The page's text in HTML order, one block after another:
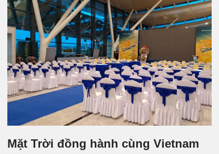
Mặt Trời đồng hành cùng Vietnam